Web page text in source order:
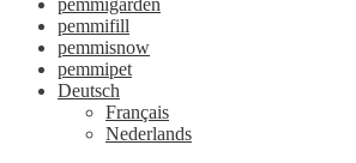
pemmigarden
pemmifill
pemmisnow
pemmipet
Deutsch
Français
Nederlands